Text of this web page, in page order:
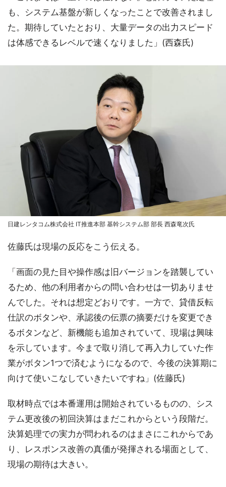
も、システム基盤が新しくなったことで改善されまし
た。期待していたとおり、大量データの出力スピード
は体感できるレベルで速くなりました」(西森氏)
日建レンタコム株式会社 IT推進本部 基幹システム部 部長 西森竜次氏
佐藤氏は現場の反応をこう伝える。
「画面の見た目や操作感は旧バージョンを踏襲してい
るため、他の利用者からの問い合わせは一切ありませ
んでした。それは想定どおりです。一方で、貸借反転
仕訳のボタンや、承認後の伝票の摘要だけを変更でき
るボタンなど、新機能も追加されていて、現場は興味
を示しています。今まで取り消して再入力していた作
業がボタン1つで済むようになるので、今後の決算期に
向けて使いこなしていきたいですね」(佐藤氏)
取材時点では本番運用は開始されているものの、シス
テム更改後の初回決算はまだこれからという段階だ。
決算処理での実力が問われるのはまさにこれからであ
り、レスポンス改善の真価が発揮される場面として、
現場の期待は大きい。